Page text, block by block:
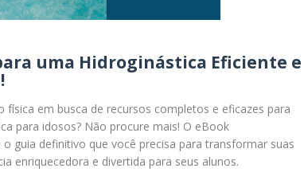
uma Hidroginástica Eficiente e
física em busca de recursos completos e eficazes para
para idosos? Não procure mais! O eBook
guia definitivo que você precisa para transformar suas
enriquecedora e divertida para seus alunos.